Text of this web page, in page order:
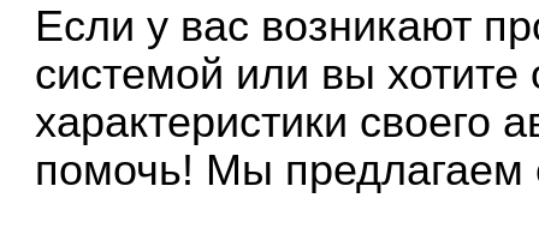
Если у вас возникают
системой или вы хотите
характеристики своего
помочь! Мы предлагаем